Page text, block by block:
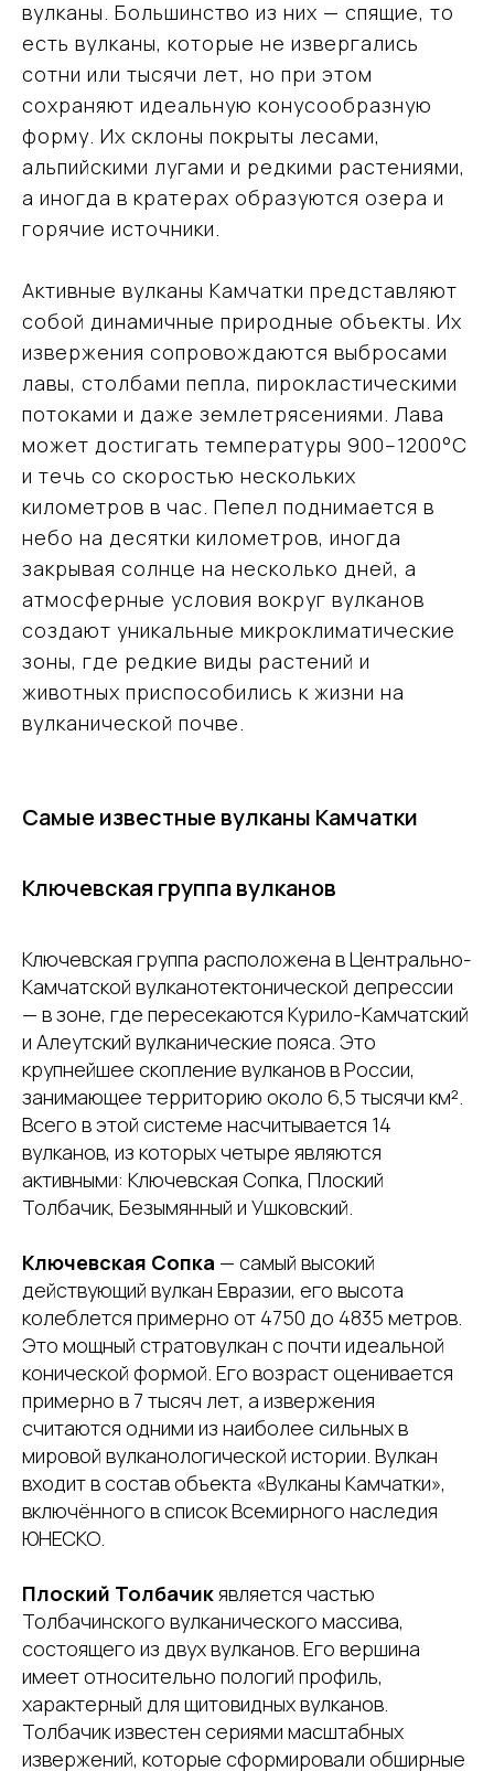
вулканы. Большинство из них — спящие, то
есть вулканы, которые не извергались
сотни или тысячи лет, но при этом
сохраняют идеальную конусообразную
форму. Их склоны покрыты лесами,
альпийскими лугами и редкими растениями,
а иногда в кратерах образуются озера и
горячие источники.
Активные вулканы Камчатки представляют
собой динамичные природные объекты. Их
извержения сопровождаются выбросами
лавы, столбами пепла, пирокластическими
потоками и даже землетрясениями. Лава
может достигать температуры 900–1200°C
и течь со скоростью нескольких
километров в час. Пепел поднимается в
небо на десятки километров, иногда
закрывая солнце на несколько дней, а
атмосферные условия вокруг вулканов
создают уникальные микроклиматические
зоны, где редкие виды растений и
животных приспособились к жизни на
вулканической почве.
Самые известные вулканы Камчатки
Ключевская группа вулканов
Ключевская группа расположена в Центрально-
Камчатской вулканотектонической депрессии
— в зоне, где пересекаются Курило-Камчатский
и Алеутский вулканические пояса. Это
крупнейшее скопление вулканов в России,
занимающее территорию около 6,5 тысячи км².
Всего в этой системе насчитывается 14
вулканов, из которых четыре являются
активными: Ключевская Сопка, Плоский
Толбачик, Безымянный и Ушковский.
Ключевская Сопка — самый высокий
действующий вулкан Евразии, его высота
колеблется примерно от 4750 до 4835 метров.
Это мощный стратовулкан с почти идеальной
конической формой. Его возраст оценивается
примерно в 7 тысяч лет, а извержения
считаются одними из наиболее сильных в
мировой вулканологической истории. Вулкан
входит в состав объекта «Вулканы Камчатки»,
включённого в список Всемирного наследия
ЮНЕСКО.
Плоский Толбачикявляется частью
Толбачинского вулканического массива,
состоящего из двух вулканов. Его вершина
имеет относительно пологий профиль,
характерный для щитовидных вулканов.
Толбачик известен сериями масштабных
извержений, которые сформировали обширные